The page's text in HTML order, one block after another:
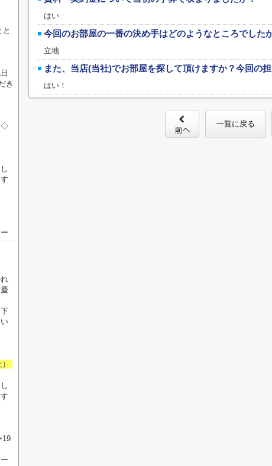
はい
今回のお部屋の一番の決め手はどのようなところでした
立地
また、当店(当社)でお部屋を探して頂けますか？今回の
はい！
一覧に戻る
き
◇
19